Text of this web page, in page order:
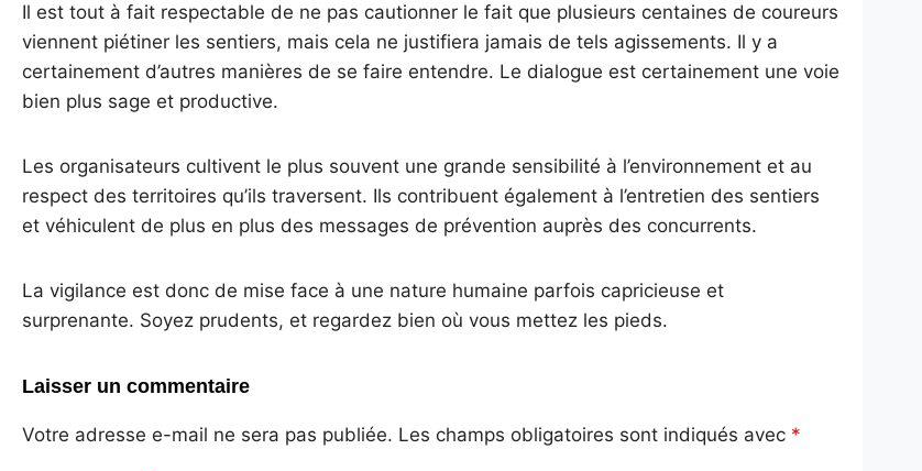
Il est tout à fait respectable de ne pas cautionner le fait que plusieurs centaines de coureurs
viennent piétiner les sentiers, mais cela ne justifiera jamais de tels agissements. Il y a
certainement d’autres manières de se faire entendre. Le dialogue est certainement une voie
bien plus sage et productive.
Les organisateurs cultivent le plus souvent une grande sensibilité à l’environnement et au
respect des territoires qu’ils traversent. Ils contribuent également à l’entretien des sentiers
et véhiculent de plus en plus des messages de prévention auprès des concurrents.
La vigilance est donc de mise face à une nature humaine parfois capricieuse et
surprenante. Soyez prudents, et regardez bien où vous mettez les pieds.
Laisser un commentaire
Votre adresse e-mail ne sera pas publiée. Les champs obligatoires sont indiqués avec *